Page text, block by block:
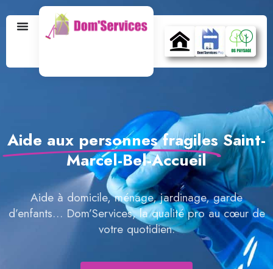
Aide aux personnes fragiles Saint-
Marcel-Bel-Accueil
Aide à domicile, ménage, jardinage, garde
d’enfants… Dom’Services, la qualité pro au cœur de
votre quotidien.